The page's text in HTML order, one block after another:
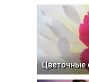
Цветочные